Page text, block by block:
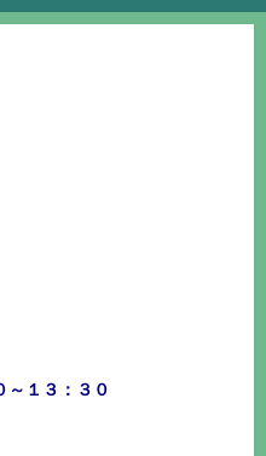
～１３：３０